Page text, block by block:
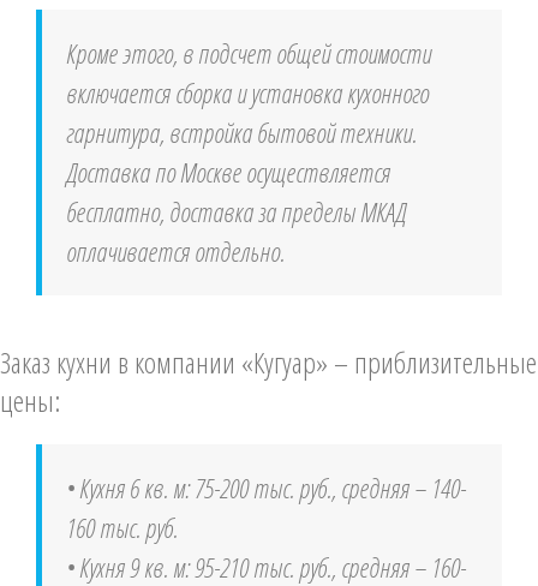
Кроме этого, в подсчет общей стоимости
включается сборка и установка кухонного
гарнитура, встройка бытовой техники.
Доставка по Москве осуществляется
бесплатно, доставка за пределы МКАД
оплачивается отдельно.
Заказ кухни в компании «Кугуар» – приблизительные
цены:
• Кухня 6 кв. м: 75-200 тыс. руб., средняя – 140-
160 тыс. руб.
• Кухня 9 кв. м: 95-210 тыс. руб., средняя – 160-